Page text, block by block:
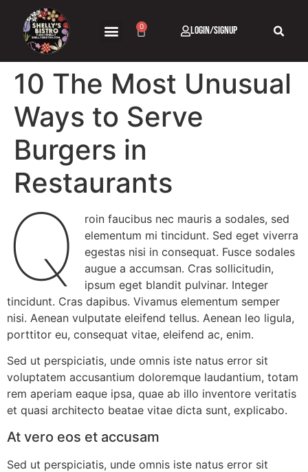
0 Login/Signup
10 The Most Unusual
Ways to Serve
Burgers in
Restaurants
Q
roin faucibus nec mauris a sodales, sed
elementum mi tincidunt. Sed eget viverra
egestas nisi in consequat. Fusce sodales
augue a accumsan. Cras sollicitudin,
ipsum eget blandit pulvinar. Integer
tincidunt. Cras dapibus. Vivamus elementum semper
nisi. Aenean vulputate eleifend tellus. Aenean leo ligula,
porttitor eu, consequat vitae, eleifend ac, enim.
Sed ut perspiciatis, unde omnis iste natus error sit
voluptatem accusantium doloremque laudantium, totam
rem aperiam eaque ipsa, quae ab illo inventore veritatis
et quasi architecto beatae vitae dicta sunt, explicabo.
At vero eos et accusam
Sed ut perspiciatis, unde omnis iste natus error sit